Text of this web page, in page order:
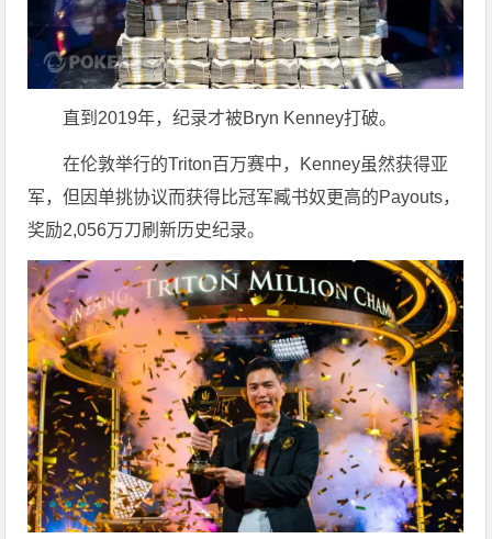
直到2019年，纪录才被Bryn Kenney打破。
在伦敦举行的Triton百万赛中，Kenney虽然获得亚
军，但因单挑协议而获得比冠军臧书奴更高的Payouts，
奖励2,056万刀刷新历史纪录。